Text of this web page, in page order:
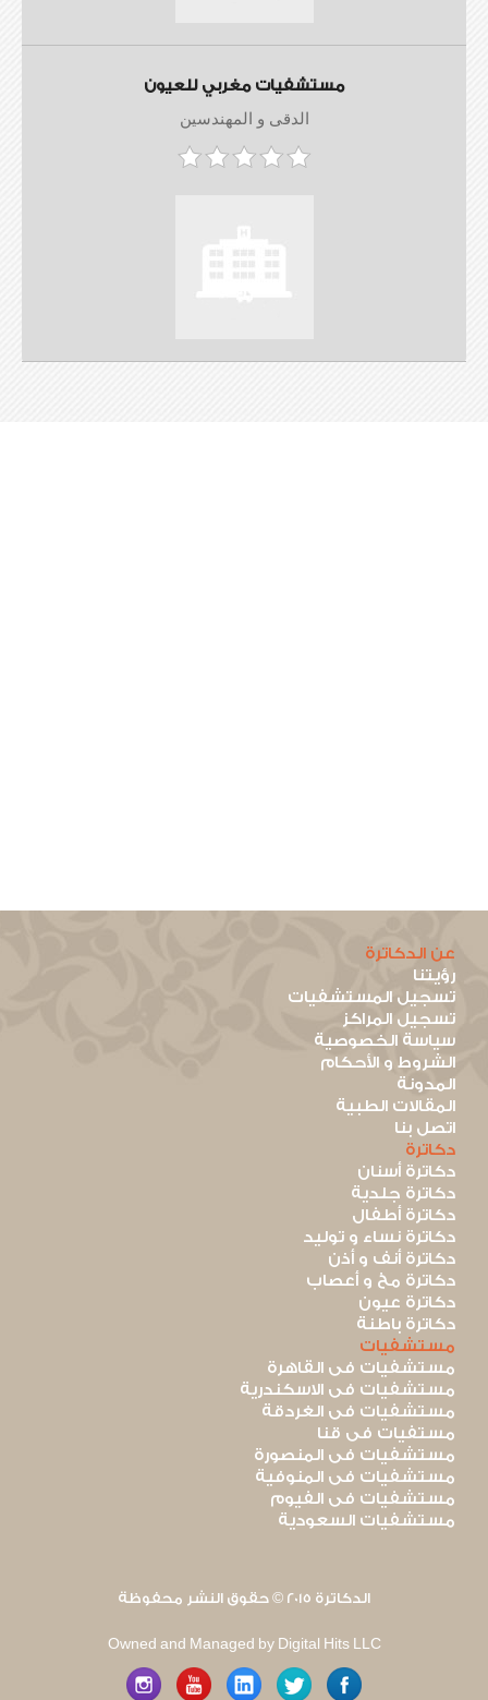
مستشفيات مغربي للعيون
الدقى و المهندسين
عن الدكاترة
رؤيتنا
تسجيل المستشفيات
تسجيل المراكز
سياسة الخصوصية
الشروط و الأحكام
المدونة
المقالات الطبية
اتصل بنا
دكاترة
دكاترة أسنان
دكاترة جلدية
دكاترة أطفال
دكاترة نساء و توليد
دكاترة أنف و أذن
دكاترة مخ و أعصاب
دكاترة عيون
دكاترة باطنة
مستشفيات
مستشفيات فى القاهرة
مستشفيات فى الاسكندرية
مستشفيات فى الغردقة
مستفيات فى قنا
مستشفيات فى المنصورة
مستشفيات فى المنوفية
مستشفيات فى الفيوم
مستشفيات السعودية
الدكاترة 2015 © حقوق النشر محفوظة
Owned and Managed by Digital Hits LLC